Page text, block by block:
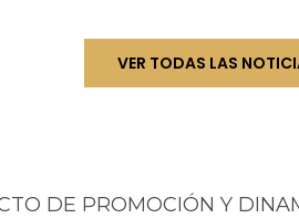
VER TODAS LAS
DE PROMOCIÓN Y